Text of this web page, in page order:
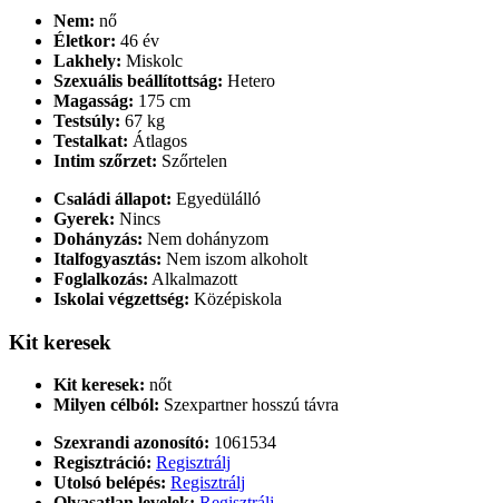
Nem: nő
Életkor: 46 év
Lakhely: Miskolc
Szexuális beállítottság: Hetero
Magasság: 175 cm
Testsúly: 67 kg
Testalkat: Átlagos
Intim szőrzet: Szőrtelen
Családi állapot: Egyedülálló
Gyerek: Nincs
Dohányzás: Nem dohányzom
Italfogyasztás: Nem iszom alkoholt
Foglalkozás: Alkalmazott
Iskolai végzettség: Középiskola
Kit keresek
Kit keresek: nőt
Milyen célból: Szexpartner hosszú távra
Szexrandi azonosító: 1061534
Regisztráció: Regisztrálj
Utolsó belépés: Regisztrálj